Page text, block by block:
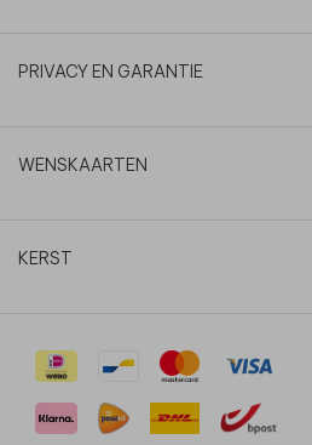
PRIVACY EN GARANTIE
WENSKAARTEN
KERST